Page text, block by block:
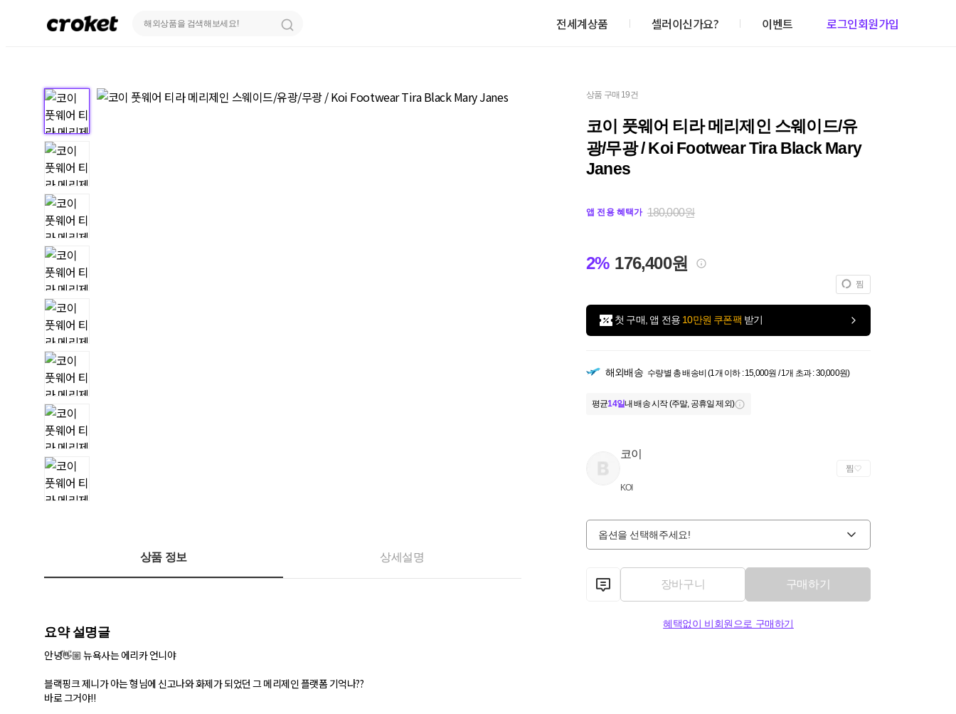
전세계상품 셀러이신가요? 이벤트 로그인회원가입
상품 구매 19건
코이 풋웨어 티라 메리제인 스웨이드/유
광/무광 / Koi Footwear Tira Black Mary
Janes
앱 전용 혜택가 180,000원
2% 176,400원
찜
첫 구매, 앱 전용 10만원 쿠폰팩 받기
해외배송 수량별 총 배송비 (1개 이하 : 15,000원 / 1개 초과 : 30,000원)
평균14일내 배송 시작 (주말, 공휴일 제외)
코이
KOI
찜
옵션을 선택해주세요!
장바구니 구매하기
혜택없이 비회원으로 구매하기
상품 정보 상세설명
요약 설명글
안녕👋🏼 뉴욕사는 에리카 언니야
블랙핑크 제니가 아는 형님에 신고나와 화제가 되었던 그 메리제인 플랫폼 기억나??
바로 그거야!!